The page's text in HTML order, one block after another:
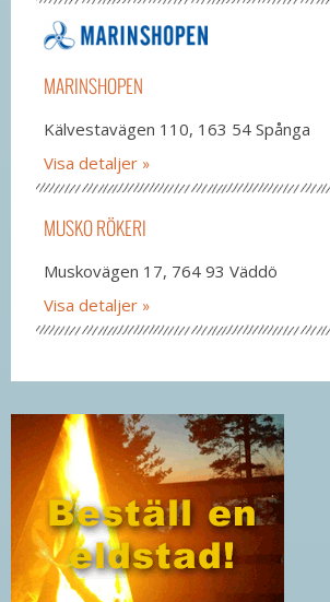
MARINSHOPEN
Kälvestavägen 110, 163 54 Spånga
Visa detaljer
MUSKO RÖKERI
Muskovägen 17, 764 93 Väddö
Visa detaljer